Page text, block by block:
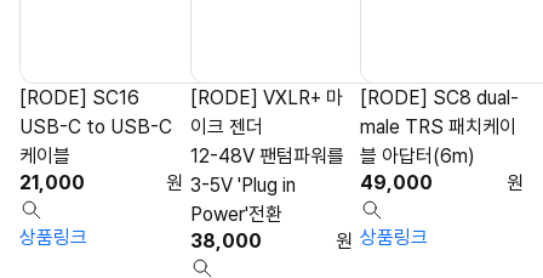
[RODE] SC16
USB-C to USB-C
케이블
21,000
원
상품링크
[RODE] VXLR+ 마
이크 젠더
12-48V 팬텀파워를
3-5V 'Plug in
Power'전환
38,000
원
[RODE] SC8 dual-
male TRS 패치케이
블 아답터(6m)
49,000
원
상품링크